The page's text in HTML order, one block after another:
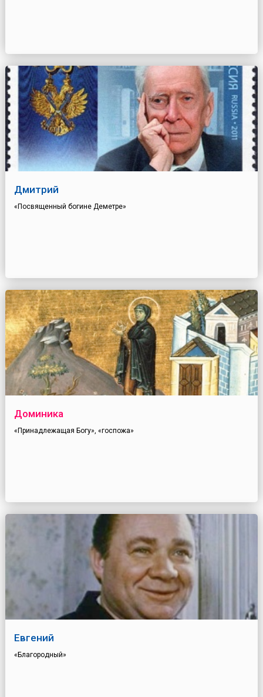
Дмитрий
«Посвященный богине Деметре»
Доминика
«Принадлежащая Богу», «госпожа»
Евгений
«Благородный»